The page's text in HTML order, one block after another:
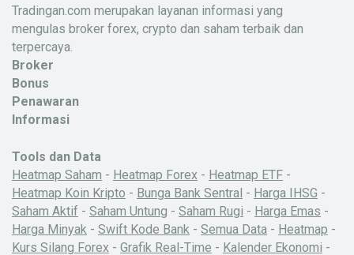
Tradingan.com merupakan layanan informasi yang
mengulas broker forex, crypto dan saham terbaik dan
terpercaya.
Broker
Bonus
Penawaran
Informasi
Tools dan Data
Heatmap Saham - Heatmap Forex - Heatmap ETF -
Heatmap Koin Kripto - Bunga Bank Sentral - Harga IHSG -
Saham Aktif - Saham Untung - Saham Rugi - Harga Emas -
Harga Minyak - Swift Kode Bank - Semua Data - Heatmap -
Kurs Silang Forex - Grafik Real-Time - Kalender Ekonomi -